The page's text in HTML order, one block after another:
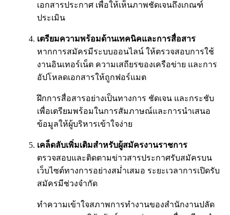
เอกสารประกาศ เพื่อให้เห็นภาพชัดเจนถึงเกณฑ์
ประเมิน
เตรียมความพร้อมด้านเทคนิคและการสื่อสาร
หากการสมัครมีระบบออนไลน์ ให้ตรวจสอบการใช้
งานอินเทอร์เน็ต ความเสถียรของเครือข่าย และการ
อัปโหลดเอกสารให้ถูกฟอร์แมต
ฝึกการสื่อสารอย่างเป็นทางการ ชัดเจน และกระชับ
เพื่อเตรียมพร้อมในการสัมภาษณ์และการนำเสนอ
ข้อมูลให้ผู้บริหารเข้าใจง่าย
เคล็ดลับเพิ่มเติมสำหรับผู้สมัครงานราชการ
ตรวจสอบและติดตามข่าวสารประกาศรับสมัครบน
เว็บไซต์ทางการอย่างสม่ำเสมอ ระยะเวลาการเปิดรับ
สมัครมีช่วงจำกัด
ทำความเข้าใจสภาพการทำงานของสำนักงานปลัด